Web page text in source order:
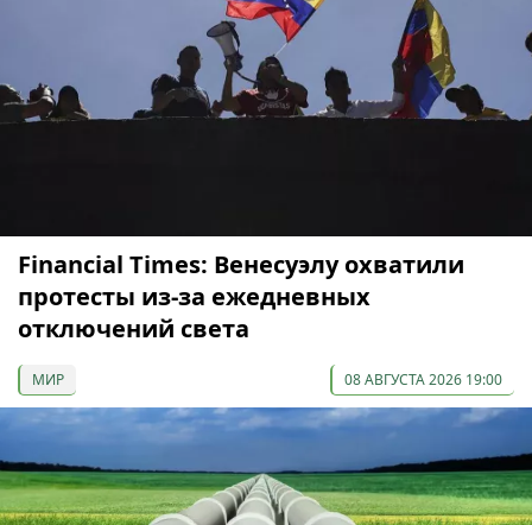
Financial Times: Венесуэлу охватили
протесты из-за ежедневных
отключений света
МИР 08 АВГУСТА 2026 19:00